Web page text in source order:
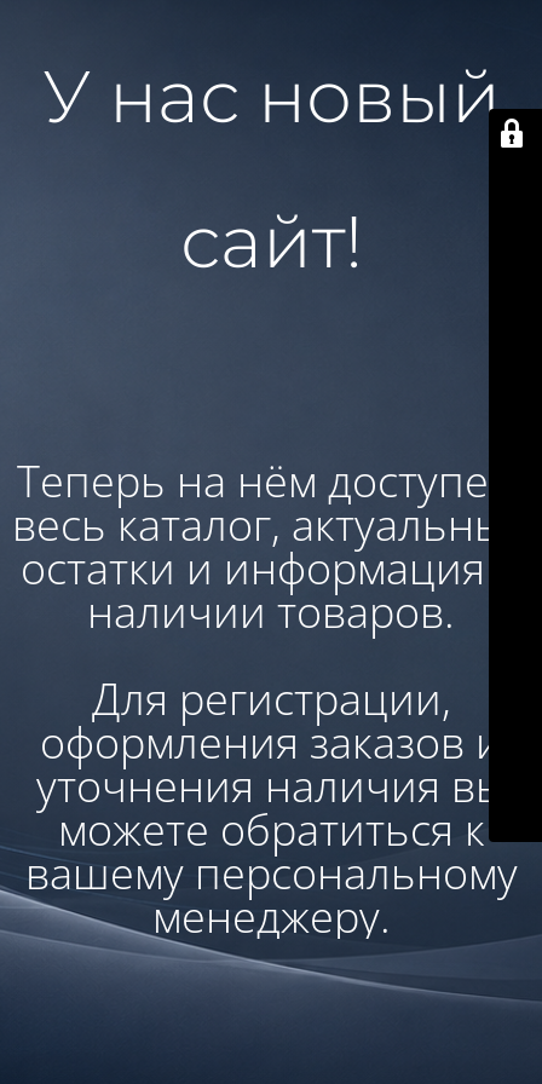
У нас новый
сайт!
Теперь на нём доступен:
весь каталог, актуальные
остатки и информация о
наличии товаров.
Для регистрации,
оформления заказов и
уточнения наличия вы
можете обратиться к
вашему персональному
менеджеру.